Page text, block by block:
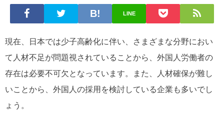
LINE
現在、日本では少子高齢化に伴い、さまざまな分野におい
て人材不足が問題視されていることから、外国人労働者の
存在は必要不可欠となっています。また、人材確保が難し
いことから、外国人の採用を検討している企業も多いでし
ょう。